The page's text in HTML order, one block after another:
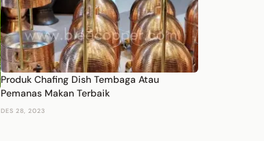
Produk Chafing Dish Tembaga Atau
Pemanas Makan Terbaik
DES 28, 2023